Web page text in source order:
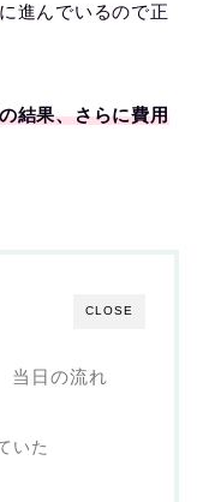
進んでいるので正
結果、さらに費用
CLOSE
当日の流れ
いた